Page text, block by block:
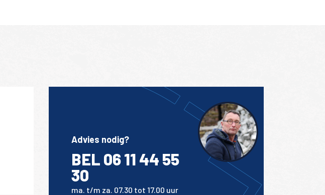
Advies nodig?
BEL 06 11 44 55
30
ma. t/m za. 07.30 tot 17.00 uur